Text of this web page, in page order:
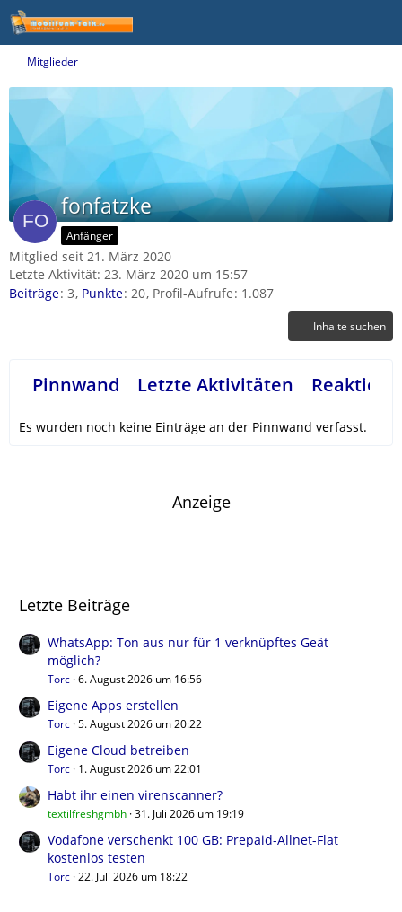
Mitglieder
fonfatzke
Anfänger
Mitglied seit 21. März 2020
Letzte Aktivität: 23. März 2020 um 15:57
Beiträge 3 Punkte 20 Profil-Aufrufe 1.087
Inhalte suchen
Pinnwand Letzte Aktivitäten
Es wurden noch keine Einträge an der Pinnwand verfasst.
Anzeige
Letzte Beiträge
WhatsApp: Ton aus nur für 1 verknüpftes Geät
möglich?
Torc 6. August 2026 um 16:56
Eigene Apps erstellen
Torc 5. August 2026 um 20:22
Eigene Cloud betreiben
Torc 1. August 2026 um 22:01
Habt ihr einen virenscanner?
textilfreshgmbh 31. Juli 2026 um 19:19
Vodafone verschenkt 100 GB: Prepaid-Allnet-Flat
kostenlos testen
Torc 22. Juli 2026 um 18:22